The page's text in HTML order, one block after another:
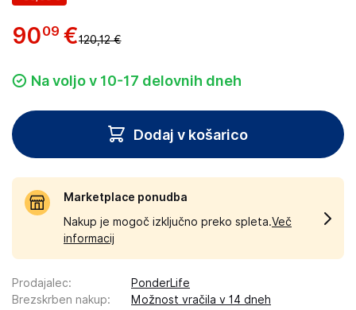
9009 €120,12 €
Na voljo v 10-17 delovnih dneh
Dodaj v košarico
Marketplace ponudba
Nakup je mogoč izključno preko spleta.Več
informacij
Prodajalec:
PonderLife
Brezskrben nakup: Možnost vračila v 14 dneh